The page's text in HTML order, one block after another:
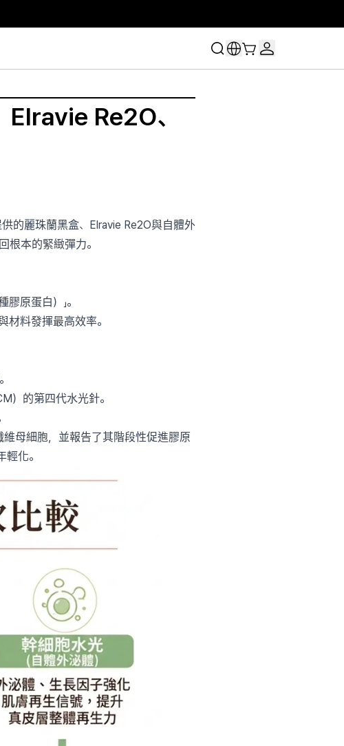
Re2O、
的麗珠蘭黑盒、Elravie Re2O與自體外
本的緊緻彈力。
原蛋白）」。
材料發揮最高效率。
）的第四代水光針。
母細胞，並報告了其階段性促進膠原
化。